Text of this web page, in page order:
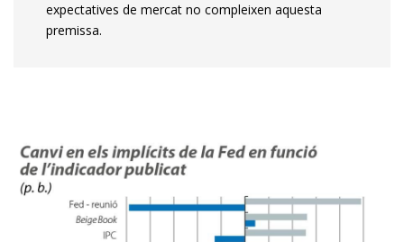
expectatives de mercat no compleixen aquesta
premissa.